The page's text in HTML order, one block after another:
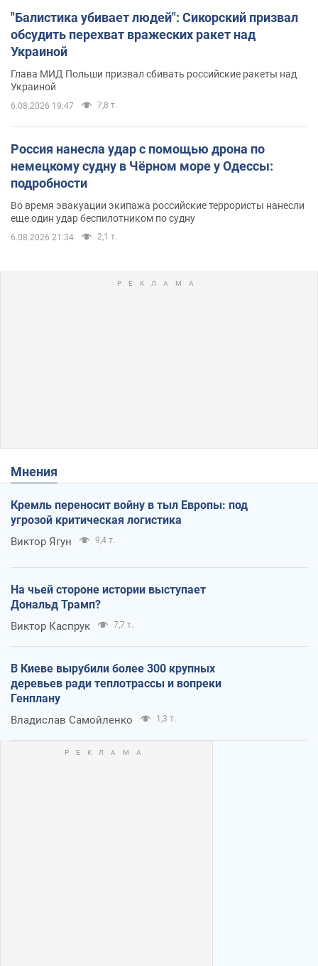
"Балистика убивает людей": Сикорский призвал
обсудить перехват вражеских ракет над
Украиной
Глава МИД Польши призвал сбивать российские ракеты над
Украиной
6.08.2026 19:47 7,8 т.
Россия нанесла удар с помощью дрона по
немецкому судну в Чёрном море у Одессы:
подробности
Во время эвакуации экипажа российские террористы нанесли
еще один удар беспилотником по судну
6.08.2026 21:34 2,1 т.
Мнения
Кремль переносит войну в тыл Европы: под
угрозой критическая логистика
Виктор Ягун 9,4 т.
На чьей стороне истории выступает
Дональд Трамп?
Виктор Каспрук 7,7 т.
В Киеве вырубили более 300 крупных
деревьев ради теплотрассы и вопреки
Генплану
Владислав Самойленко 1,3 т.